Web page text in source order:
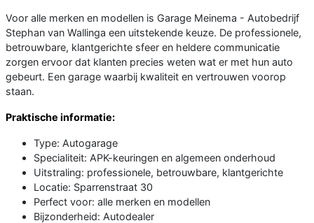
Voor alle merken en modellen is Garage Meinema - Autobedrijf
Stephan van Wallinga een uitstekende keuze. De professionele,
betrouwbare, klantgerichte sfeer en heldere communicatie
zorgen ervoor dat klanten precies weten wat er met hun auto
gebeurt. Een garage waarbij kwaliteit en vertrouwen voorop
staan.
Praktische informatie:
Type: Autogarage
Specialiteit: APK-keuringen en algemeen onderhoud
Uitstraling: professionele, betrouwbare, klantgerichte
Locatie: Sparrenstraat 30
Perfect voor: alle merken en modellen
Bijzonderheid: Autodealer